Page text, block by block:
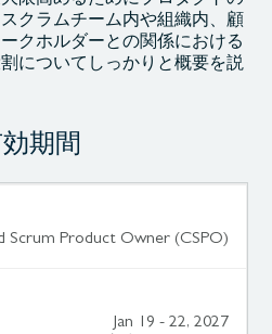
クラムチーム内や組織内、顧
クホルダーとの関係における
についてしっかりと概要を説
期間
Scrum Product Owner (CSPO)
Jan 19 - 22, 2027